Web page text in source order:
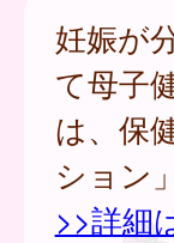
妊娠が
て母子
は、保
ション
>>詳細